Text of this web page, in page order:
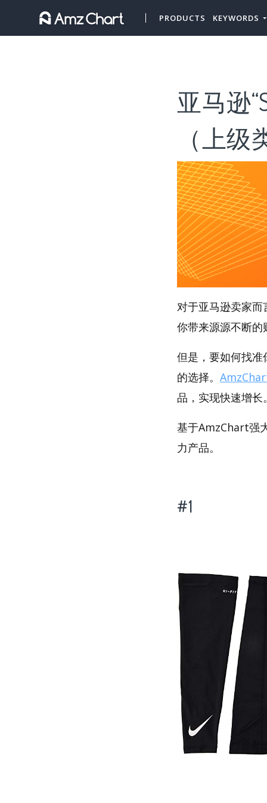
PRODUCTS KEYWORDS
亚马逊
（上级
对于亚马逊卖家
你带来源源不断的
但是，要如何找
的选择。
品，实现快速增长
基于AmzChart强
力产品。
#1